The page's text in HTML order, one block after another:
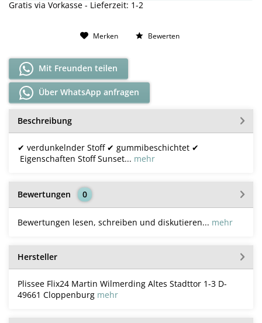
Gratis via Vorkasse - Lieferzeit: 1-2
Merken Bewerten
Mit Freunden teilen
Über WhatsApp anfragen
Beschreibung
✔ verdunkelnder Stoff ✔ gummibeschichtet ✔
Eigenschaften Stoff Sunset... mehr
Bewertungen 0
Bewertungen lesen, schreiben und diskutieren... mehr
Hersteller
Plissee Flix24 Martin Wilmerding Altes Stadttor 1-3 D-
49661 Cloppenburg mehr